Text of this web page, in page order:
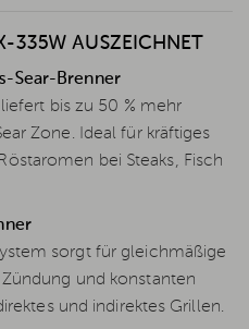
335W AUSZEICHNET
Sear-Brenner
bis zu 50 % mehr
Zone. Ideal für kräftiges
bei Steaks, Fisch
sorgt für gleichmäßige
und konstanten
und indirektes Grillen.